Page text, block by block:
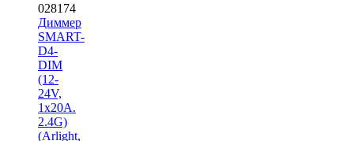
028174
Диммер
SMART-
D4-
DIM
(12-
24V,
1x20A.
2.4G)
(Arlight,